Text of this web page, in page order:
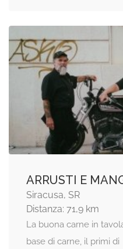
ARRUSTI E
Siracusa, SR
Distanza: 71,9 km
La buona carne in
base di carne, il primi di